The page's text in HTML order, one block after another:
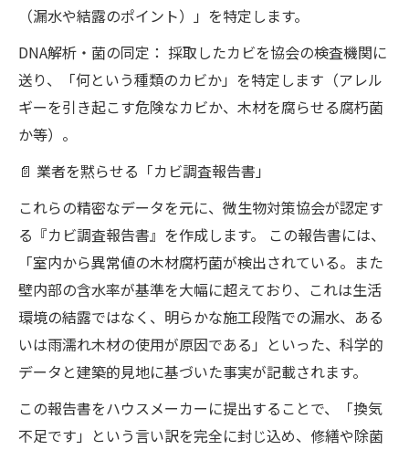
（漏水や結露のポイント）」を特定します。
DNA解析・菌の同定： 採取したカビを協会の検査機関に
送り、「何という種類のカビか」を特定します（アレル
ギーを引き起こす危険なカビか、木材を腐らせる腐朽菌
か等）。
📄 業者を黙らせる「カビ調査報告書」
これらの精密なデータを元に、微生物対策協会が認定す
る『カビ調査報告書』を作成します。 この報告書には、
「室内から異常値の木材腐朽菌が検出されている。また
壁内部の含水率が基準を大幅に超えており、これは生活
環境の結露ではなく、明らかな施工段階での漏水、ある
いは雨濡れ木材の使用が原因である」といった、科学的
データと建築的見地に基づいた事実が記載されます。
この報告書をハウスメーカーに提出することで、「換気
不足です」という言い訳を完全に封じ込め、修繕や除菌